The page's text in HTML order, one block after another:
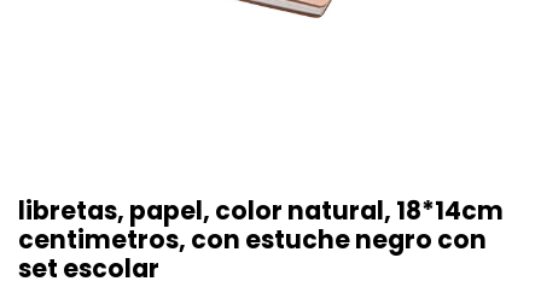
libretas, papel, color natural, 18*14cm
centimetros, con estuche negro con
set escolar